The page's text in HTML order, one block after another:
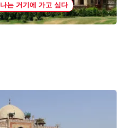
나는 거기에 가고 싶다